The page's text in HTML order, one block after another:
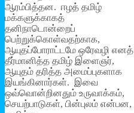
ஆரம்பித்தன. ஈழத் தமிழ்
மக்களுக்காகத்
தனிநாடொன்றைப்
பெற்றுக்கொள்வதற்காக,
ஆயுதப்போராட்டமே ஒரேவழி எனத்
தீர்மானித்த தமிழ் இளைஞர்,
ஆயுதம் தரித்த அமைப்புகளாக
இயங்கினார்கள். இவை
ஒவ்வொன்றினதும் உருவாக்கம்,
செயற்பாடுகள், பின்புலம் என்பன,